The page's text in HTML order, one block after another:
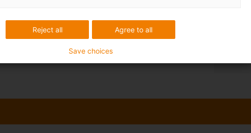
igus ya
fiable en
Agree to all
Reject all
Save choices